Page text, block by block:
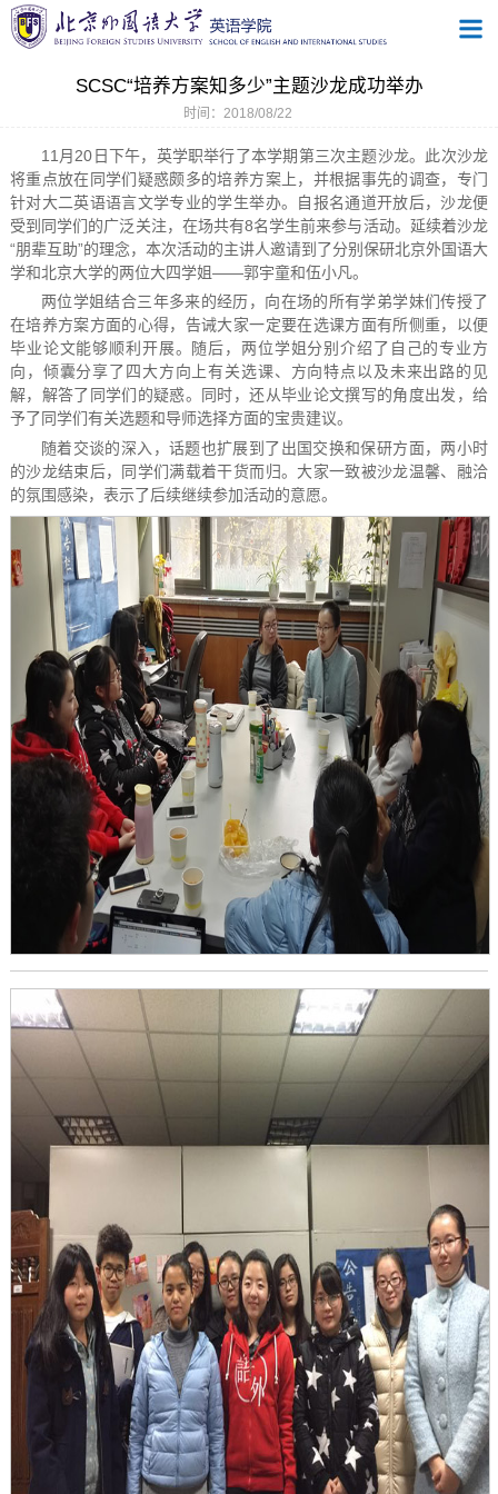
SCSC“培养方案知多少”主题沙龙成功举办
时间：2018/08/22
11月20日下午，英学职举行了本学期第三次主题沙龙。此次沙龙
将重点放在同学们疑惑颇多的培养方案上，并根据事先的调查，专门
针对大二英语语言文学专业的学生举办。自报名通道开放后，沙龙便
受到同学们的广泛关注，在场共有8名学生前来参与活动。延续着沙龙
“朋辈互助”的理念，本次活动的主讲人邀请到了分别保研北京外国语大
学和北京大学的两位大四学姐——郭宇童和伍小凡。
两位学姐结合三年多来的经历，向在场的所有学弟学妹们传授了
在培养方案方面的心得，告诫大家一定要在选课方面有所侧重，以便
毕业论文能够顺利开展。随后，两位学姐分别介绍了自己的专业方
向，倾囊分享了四大方向上有关选课、方向特点以及未来出路的见
解，解答了同学们的疑惑。同时，还从毕业论文撰写的角度出发，给
予了同学们有关选题和导师选择方面的宝贵建议。
随着交谈的深入，话题也扩展到了出国交换和保研方面，两小时
的沙龙结束后，同学们满载着干货而归。大家一致被沙龙温馨、融洽
的氛围感染，表示了后续继续参加活动的意愿。